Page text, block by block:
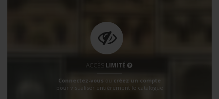
ACCÈS LIMITÉ
Connectez-vous ou créez un compte
pour visualiser entièrement le catalogue